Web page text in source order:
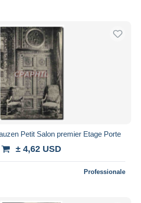
Petit Salon premier Etage Porte
± 4,62 USD
Professionale